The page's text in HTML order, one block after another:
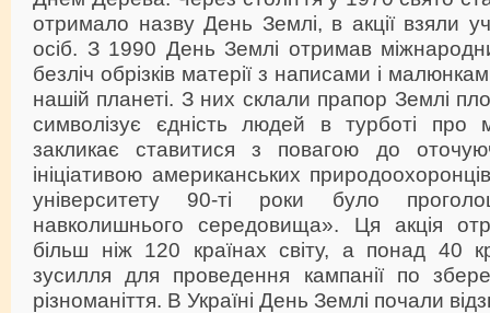
отримало назву День Землі, в акції взяли
осіб. З 1990 День Землі отримав
безліч обрізків матерії з написами і
нашій планеті. З них склали прапор Землі
символізує єдність людей в турботі про
закликає ставитися з повагою до
ініціативою американських
університету 90-ті роки було
навколишнього середовища». Ця акція
більш ніж 120 країнах світу, а понад 40
зусилля для проведення кампанії по
різноманіття. В Україні День Землі почали